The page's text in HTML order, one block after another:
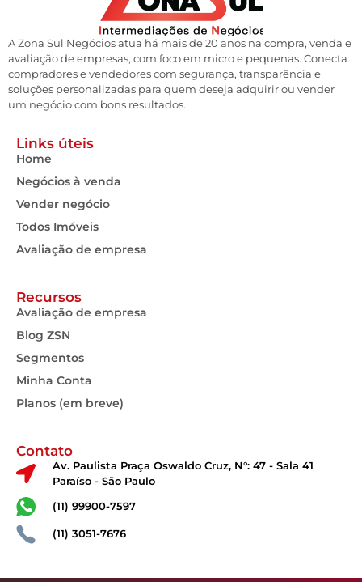
A Zona Sul Negócios atua há mais de 20 anos na compra, venda e
avaliação de empresas, com foco em micro e pequenas. Conecta
compradores e vendedores com segurança, transparência e
soluções personalizadas para quem deseja adquirir ou vender
um negócio com bons resultados.
Links úteis
Home
Negócios à venda
Vender negócio
Todos Imóveis
Avaliação de empresa
Recursos
Avaliação de empresa
Blog ZSN
Segmentos
Minha Conta
Planos (em breve)
Contato
Av. Paulista Praça Oswaldo Cruz, N°: 47 - Sala 41
Paraíso - São Paulo
(11) 99900-7597
(11) 3051-7676